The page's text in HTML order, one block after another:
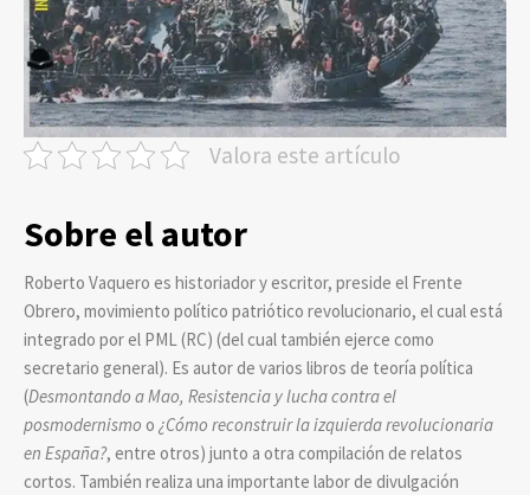
Valora este artículo
Sobre el autor
Roberto Vaquero es historiador y escritor, preside el Frente
Obrero, movimiento político patriótico revolucionario, el cual está
integrado por el PML (RC) (del cual también ejerce como
secretario general). Es autor de varios libros de teoría política
(Desmontando a Mao, Resistencia y lucha contra el
posmodernismo o ¿Cómo reconstruir la izquierda revolucionaria
en España?, entre otros) junto a otra compilación de relatos
cortos. También realiza una importante labor de divulgación